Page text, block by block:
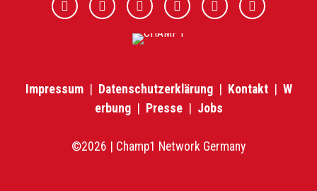
Impressum| Datenschutzerklärung| Kontakt| W
erbung| Presse| Jobs
©2026 | Champ1 Network Germany